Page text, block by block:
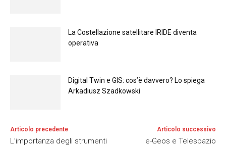
La Costellazione satellitare IRIDE diventa
operativa
Digital Twin e GIS: cos’è davvero? Lo spiega
Arkadiusz Szadkowski
Articolo precedente
L’importanza degli strumenti
Articolo successivo
e-Geos e Telespazio